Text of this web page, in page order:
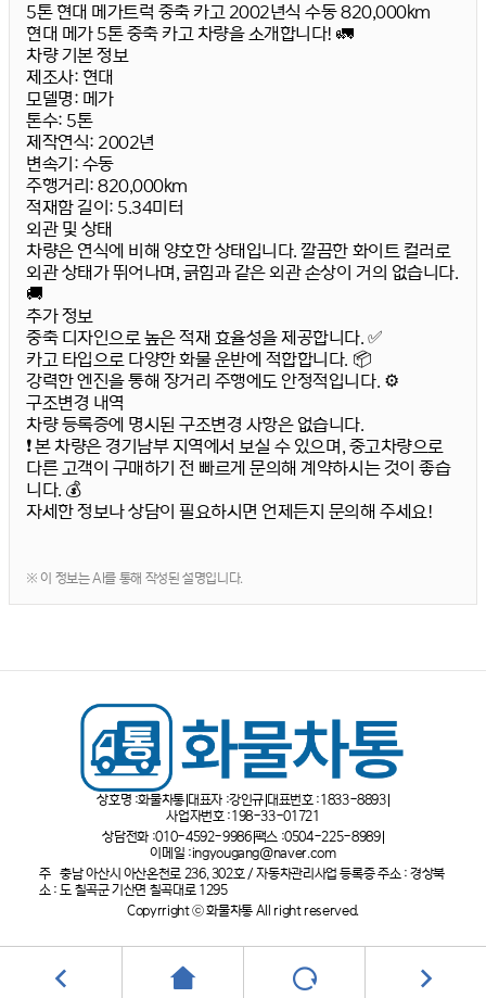
5톤 현대 메가트럭 중축 카고 2002년식 수동 820,000km
현대 메가 5톤 중축 카고 차량을 소개합니다! 🚛
차량 기본 정보
제조사: 현대
모델명: 메가
톤수: 5톤
제작연식: 2002년
변속기: 수동
주행거리: 820,000km
적재함 길이: 5.34미터
외관 및 상태
차량은 연식에 비해 양호한 상태입니다. 깔끔한 화이트 컬러로
외관 상태가 뛰어나며, 긁힘과 같은 외관 손상이 거의 없습니다.
🚚
추가 정보
중축 디자인으로 높은 적재 효율성을 제공합니다. ✅
카고 타입으로 다양한 화물 운반에 적합합니다. 📦
강력한 엔진을 통해 장거리 주행에도 안정적입니다. ⚙️
구조변경 내역
차량 등록증에 명시된 구조변경 사항은 없습니다.
❗ 본 차량은 경기남부 지역에서 보실 수 있으며, 중고차량으로
다른 고객이 구매하기 전 빠르게 문의해 계약하시는 것이 좋습
니다. 💰
자세한 정보나 상담이 필요하시면 언제든지 문의해 주세요!
※ 이 정보는 AI를 통해 작성된 설명입니다.
상호명 :화물차통 대표자 :강인규 대표번호 :1833-8893
사업자번호 :198-33-01721
상담전화 :010-4592-9986 팩스 :0504-225-8989
이메일 :ingyougang@naver.com
주
소 :
충남 아산시 아산온천로 236, 302호 / 자동차관리사업 등록증 주소 : 경상북
도 칠곡군 기산면 칠곡대로 1295
Copyrright ⓒ 화물차통 All right reserved.